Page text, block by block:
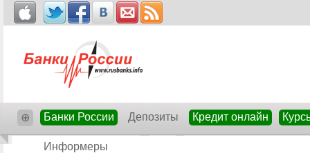
⊕ Банки России Депозиты Кредит онлайн
Информеры